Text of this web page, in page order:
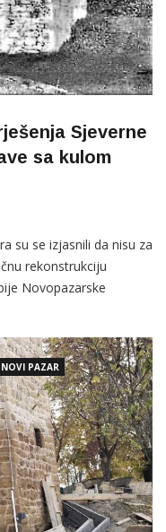
Sjeverne
sa kulom
su se izjasnili da nisu za
rekonstrukciju
Novopazarske
NOVI PAZAR